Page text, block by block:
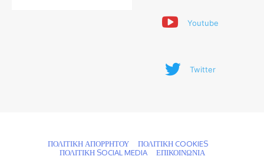
Youtube
Twitter
ΠΟΛΙΤΙΚΗ ΑΠΟΡΡΗΤΟΥ
ΠΟΛΙΤΙΚΗ COOKIES
ΠΟΛΙΤΙΚΗ SOCIAL MEDIA
ΕΠΙΚΟΙΝΩΝΙΑ